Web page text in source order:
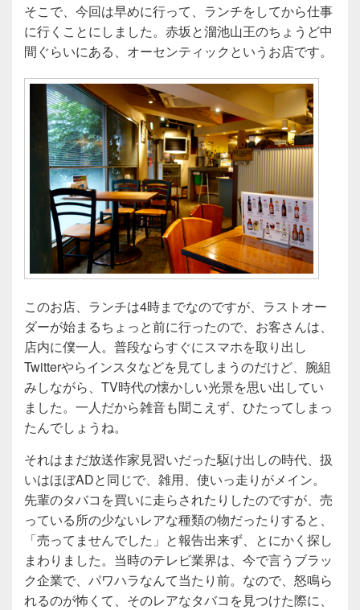
そこで、今回は早めに行って、ランチをしてから仕事
に行くことにしました。赤坂と溜池山王のちょうど中
間ぐらいにある、オーセンティックというお店です。
このお店、ランチは4時までなのですが、ラストオー
ダーが始まるちょっと前に行ったので、お客さんは、
店内に僕一人。普段ならすぐにスマホを取り出し
Twitterやらインスタなどを見てしまうのだけど、腕組
みしながら、TV時代の懐かしい光景を思い出してい
ました。一人だから雑音も聞こえず、ひたってしまっ
たんでしょうね。
それはまだ放送作家見習いだった駆け出しの時代、扱
いはほぼADと同じで、雑用、使いっ走りがメイン。
先輩のタバコを買いに走らされたりしたのですが、売
っている所の少ないレアな種類の物だったりすると、
「売ってませんでした」と報告出来ず、とにかく探し
まわりました。当時のテレビ業界は、今で言うブラッ
ク企業で、パワハラなんて当たり前。なので、怒鳴ら
れるのが怖くて、そのレアなタバコを見つけた際に、